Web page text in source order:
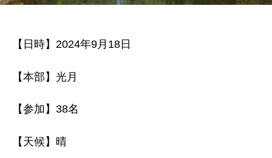
【日時】2024年9月18日
【本部】光月
【参加】38名
【天候】晴